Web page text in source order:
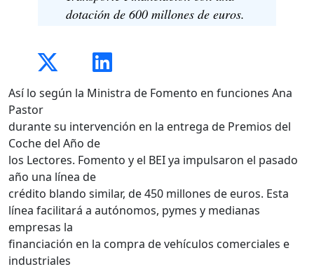
dotación de 600 millones de euros.
Así lo según la Ministra de Fomento en funciones Ana
Pastor
durante su intervención en la entrega de Premios del
Coche del Año de
los Lectores. Fomento y el BEI ya impulsaron el pasado
año una línea de
crédito blando similar, de 450 millones de euros. Esta
línea facilitará a autónomos, pymes y medianas
empresas la
financiación en la compra de vehículos comerciales e
industriales